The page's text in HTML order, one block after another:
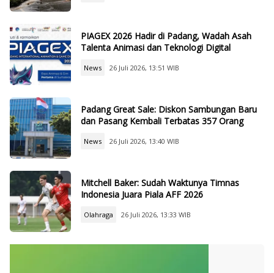
PIAGEX 2026 Hadir di Padang, Wadah Asah
Talenta Animasi dan Teknologi Digital
News 26 Juli 2026, 13:51 WIB
Padang Great Sale: Diskon Sambungan Baru
dan Pasang Kembali Terbatas 357 Orang
News 26 Juli 2026, 13:40 WIB
Mitchell Baker: Sudah Waktunya Timnas
Indonesia Juara Piala AFF 2026
Olahraga 26 Juli 2026, 13:33 WIB